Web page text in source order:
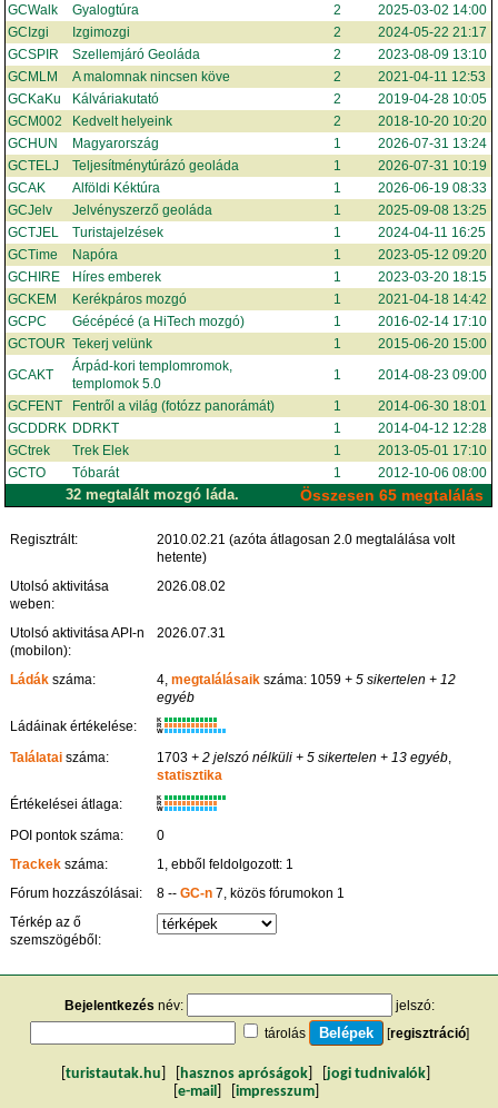
GCWalk
Gyalogtúra 2
2025-03-02 14:00
GCIzgi
Izgimozgi 2
2024-05-22 21:17
GCSPIR
Szellemjáró Geoláda 2
2023-08-09 13:10
GCMLM
A malomnak nincsen köve 2
2021-04-11 12:53
GCKaKu
Kálváriakutató 2
2019-04-28 10:05
GCM002
Kedvelt helyeink 2
2018-10-20 10:20
GCHUN
Magyarország 1
2026-07-31 13:24
GCTELJ
Teljesítménytúrázó geoláda 1
2026-07-31 10:19
GCAK
Alföldi Kéktúra 1
2026-06-19 08:33
GCJelv
Jelvényszerző geoláda 1
2025-09-08 13:25
GCTJEL
Turistajelzések 1
2024-04-11 16:25
GCTime
Napóra 1
2023-05-12 09:20
GCHIRE
Híres emberek 1
2023-03-20 18:15
GCKEM
Kerékpáros mozgó 1
2021-04-18 14:42
GCPC
Gécépécé (a HiTech mozgó) 1
2016-02-14 17:10
GCTOUR Tekerj velünk 1
2015-06-20 15:00
GCAKT
Árpád-kori templomromok,
templomok 5.0
1
2014-08-23 09:00
GCFENT
Fentről a világ (fotózz panorámát) 1
2014-06-30 18:01
GCDDRK DDRKT 1
2014-04-12 12:28
GCtrek
Trek Elek 1
2013-05-01 17:10
GCTO
Tóbarát 1 2012-10-06 08:00
32 megtalált mozgó láda. Összesen 65 megtalálás
Regisztrált:
2010.02.21 (azóta átlagosan 2.0 megtalálása volt
hetente)
Utolsó aktivitása
weben:
2026.08.02
Utolsó aktivitása API-n
(mobilon):
2026.07.31
Ládák száma: 4,megtalálásaik száma: 1059 + 5 sikertelen + 12
egyéb
Ládáinak értékelése:
K
R
W
Találatai száma: 1703 + 2 jelszó nélküli + 5 sikertelen + 13 egyéb
statisztika
Értékelései átlaga:
K
R
W
POI pontok száma:
0
Trackek száma:
1, ebből feldolgozott: 1
Fórum hozzászólásai:
8 --GC-n 7, közös fórumokon 1
Térkép az ő
szemszögéből:
Bejelentkezés név:
jelszó:
tárolás
[regisztráció]
turistautak.hu hasznos apróságok jogi tudnivalók
e-mail impresszum]